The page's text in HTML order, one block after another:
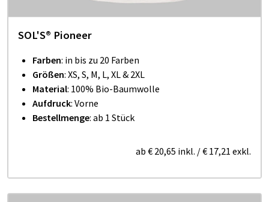
SOL'S® Pioneer
Farben: in bis zu 20 Farben
Größen: XS, S, M, L, XL & 2XL
Material: 100% Bio-Baumwolle
Aufdruck: Vorne
Bestellmenge: ab 1 Stück
ab € 20,65 inkl. /€ 17,21 exkl.